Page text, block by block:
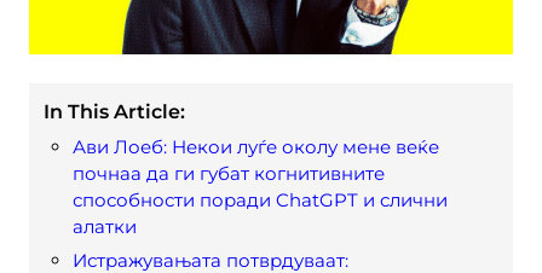
In This Article:
Ави Лоеб: Некои луѓе околу мене веќе
почнаа да ги губат когнитивните
способности поради ChatGPT и слични
алатки
Истражувањата потврдуваат: